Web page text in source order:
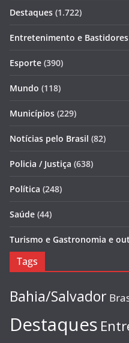
Destaques (1.722)
Entretenimento e Bastidores
Esporte (390)
Mundo (118)
Municípios (229)
Notícias pelo Brasil (82)
Policia / Justiça (638)
Política (248)
Saúde (44)
Turismo e Gastronomia e
Tags
Bahia/Salvador
Destaques